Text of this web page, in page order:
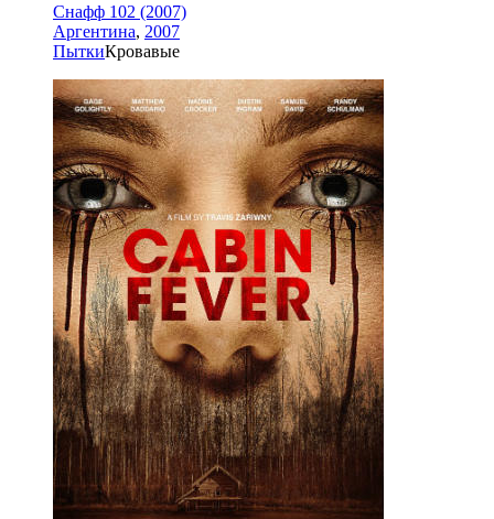
Снафф 102 (2007)
Аргентина, 2007
ПыткиКровавые